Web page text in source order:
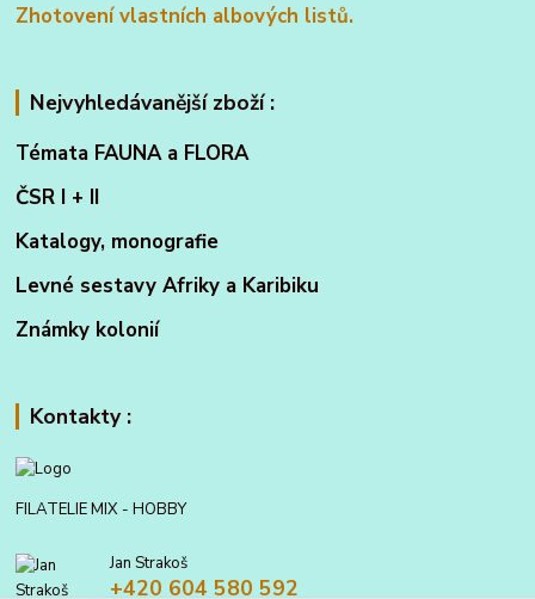
Zhotovení vlastních albových listů.
Nejvyhledávanější zboží :
Témata FAUNA a FLORA
ČSR I + II
Katalogy, monografie
Levné sestavy Afriky a Karibiku
Známky kolonií
Kontakty :
FILATELIE MIX - HOBBY
Jan Strakoš
+420 604 580 592